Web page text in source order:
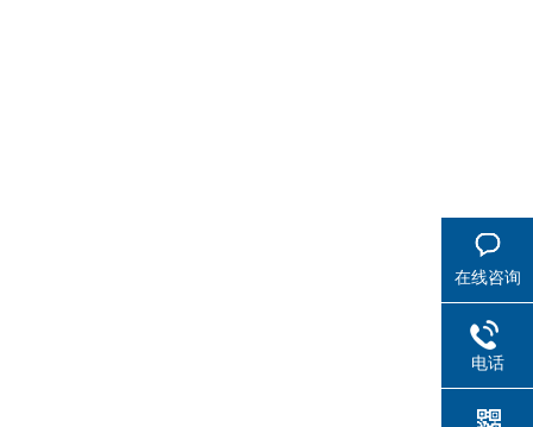
在线咨询
电话